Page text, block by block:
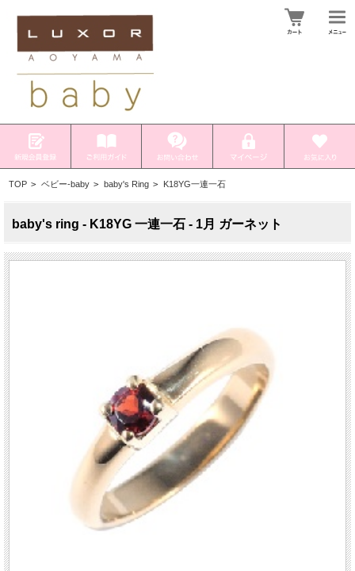
TOP > ベビー-baby > baby's Ring > K18YG一連一石
baby's ring - K18YG 一連一石 - 1月 ガーネット